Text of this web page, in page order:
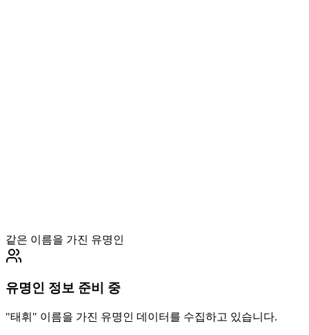
같은 이름을 가진 유명인
유명인 정보 준비 중
"태휘 " 이름을 가진 유명인 데이터를 수집하고 있습니다.